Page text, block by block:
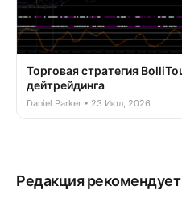
Торговая стратегия
дейтрейдинга
Daniel Parker • 23 Июл, 2026
Редакция рекомендует